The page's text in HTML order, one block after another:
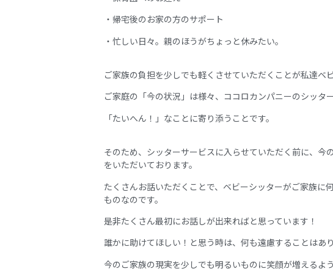
・帰宅後のお家の方のサポート
・忙しい日々。親のほうがちょっと休みたい。
ご家族の負担を少しでも軽くさせていただくことが私達ベ
ご家庭の「今の状況」は様々、ココロカンパニーのシッタ
「たいへん！」なことに寄り添うことです。
そのため、シッターサービスに入らせていただく前に、
をいただいております。
たくさんお話いただくことで、ベビーシッターがご家族に
ものなのです。
是非たくさん最初にお話しが出来ればと思っています！
誰かに助けてほしい！と思う時は、何も遠慮することはあり
今のご家族の現実を少しでも明るいものに笑顔が増えるよ